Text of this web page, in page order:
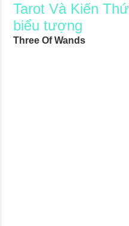
Journey Of Love Oracle – Lá
Journey Of Love Oracle – Lá
Tarot Và Kiến
biểu tượng
Three Of Wands